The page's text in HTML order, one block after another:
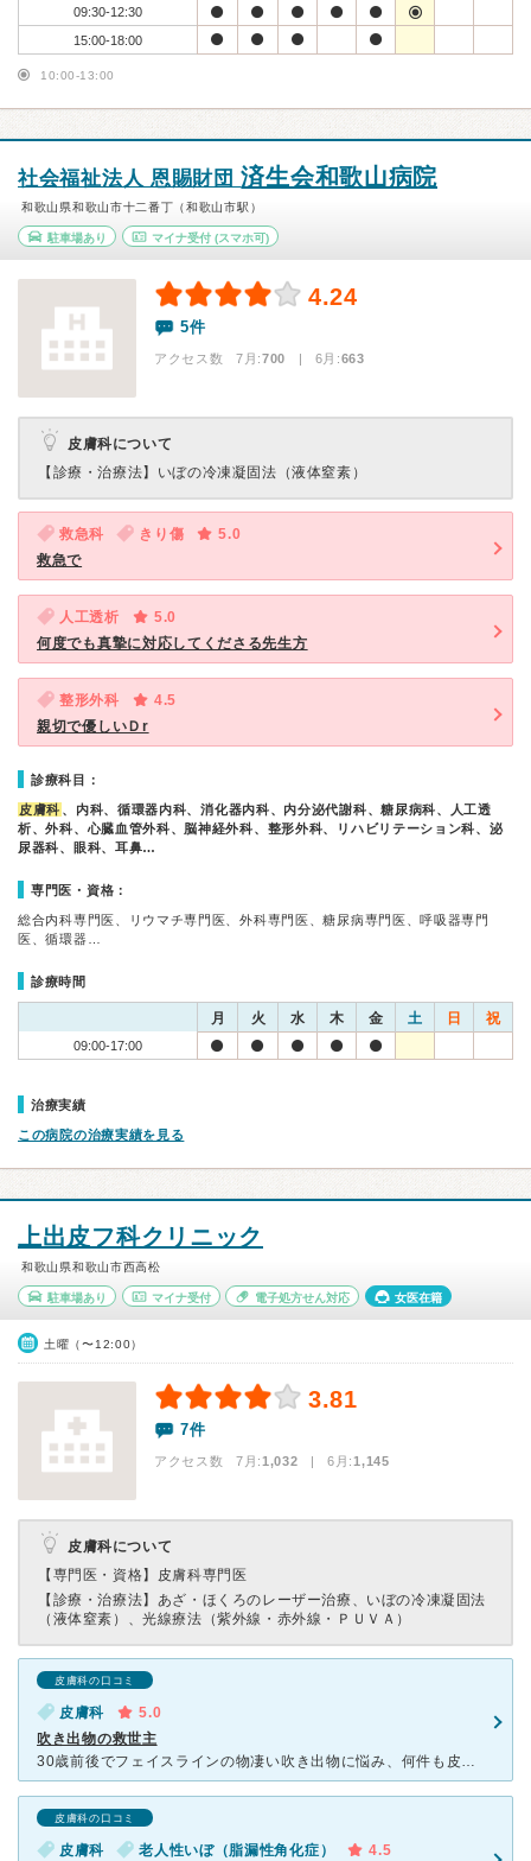
09:30-12:30
15:00-18:00
10:00-13:00
社会福祉法人 恩賜財団済生会和歌山病院
和歌山県和歌山市十二番丁（和歌山市駅）
駐車場あり マイナ受付(スマホ可)
4.24
5件
アクセス数 7月:700 | 6月:663
皮膚科について
【診療・治療法】 いぼの冷凍凝固法（液体窒素）
救急科 きり傷
5.0
救急で
人工透析
5.0
何度でも真摯に対応してくださる先生方
整形外科
4.5
親切で優しいＤr
診療科目：
皮膚科 、内科、循環器内科、消化器内科、内分泌代謝科、糖尿病科、人工透
析、外科、心臓血管外科、脳神経外科、整形外科、リハビリテーション科、泌
尿器科、眼科、耳鼻…
専門医・資格：
総合内科専門医、リウマチ専門医、外科専門医、糖尿病専門医、呼吸器専門
医、循環器…
診療時間
月 火 水 木 金 土 日 祝
09:00-17:00
治療実績
この病院の治療実績を見る
上出皮フ科クリニック
和歌山県和歌山市西高松
駐車場あり マイナ受付 電子処方せん対応 女医在籍
土曜（〜12:00）
3.81
7件
アクセス数 7月:1,032 | 6月:1,145
皮膚科について
【専門医・資格】 皮膚科専門医
【診療・治療法】 あざ・ほくろのレーザー治療、いぼの冷凍凝固法
（液体窒素）、光線療法（紫外線・赤外線・ＰＵＶＡ）
皮膚科の口コミ
皮膚科
5.0
吹き出物の救世主
30歳前後でフェイスラインの物凄い吹き出物に悩み、何件も皮膚科をハシゴしました。 どこの皮膚科でもいただくダラシンゲルなどの塗り薬、抗生物質を一通りやりましたがどれもダメ。どこに行っても似たよう
皮膚科の口コミ
皮膚科 老人性いぼ（脂漏性角化症） 4.5